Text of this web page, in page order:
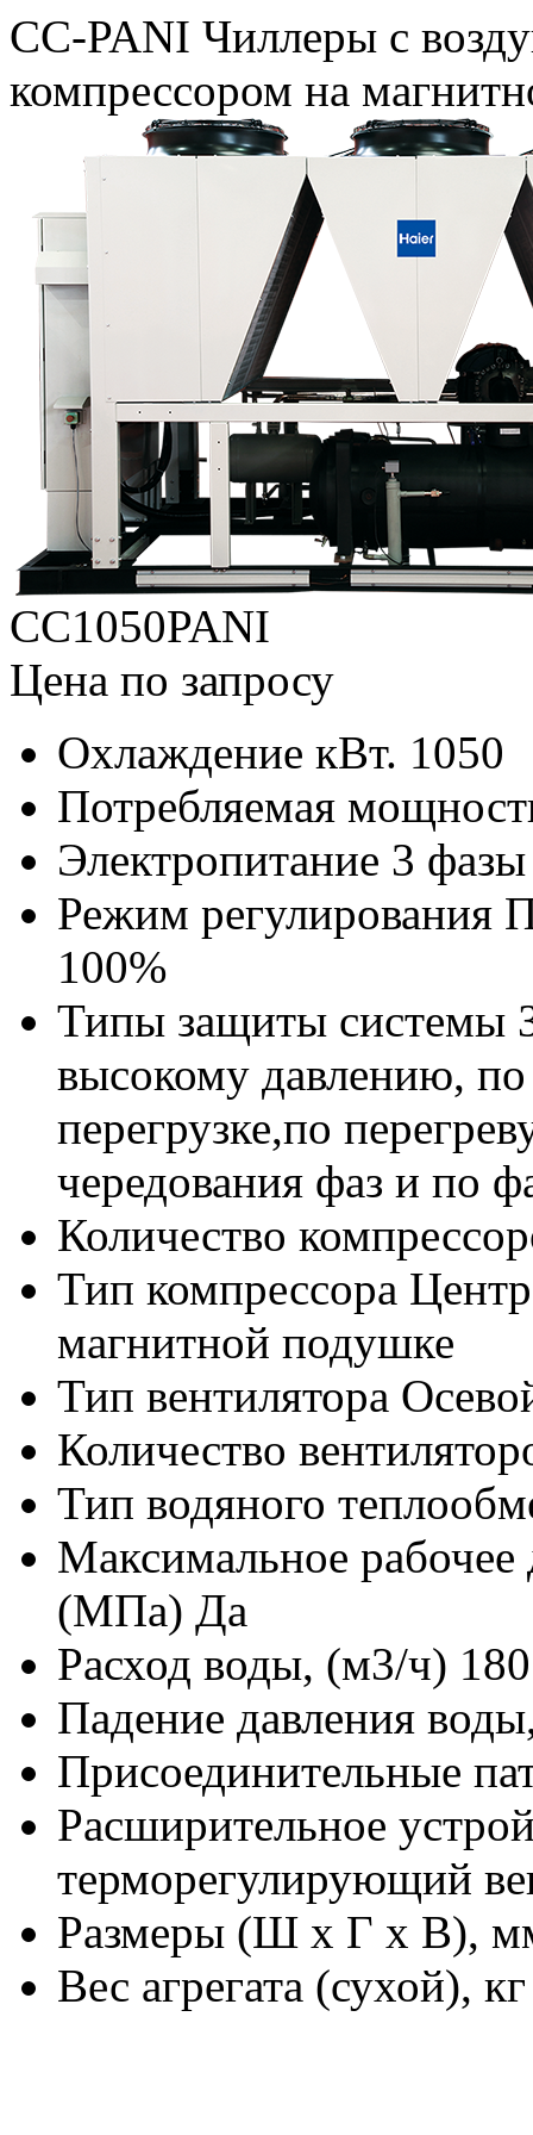
CC-PANI Чиллеры с
компрессором на
CC1050PANI
Цена по запросу
Охлаждение кВт. 1050
Потребляемая
Электропитание 3
Режим регулирования
100%
Типы защиты системы
высокому давлению,
перегрузке,по
чередования фаз и по
Количество
Тип компрессора
магнитной подушке
Тип вентилятора
Количество
Тип водяного
Максимальное рабочее
(МПа) Да
Расход воды, (м3/ч) 180
Падение давления
Присоединительные
Расширительное
терморегулирующий
Размеры (Ш х Г х В),
Вес агрегата (сухой), кг